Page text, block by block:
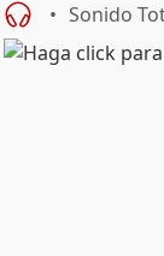
Sonido